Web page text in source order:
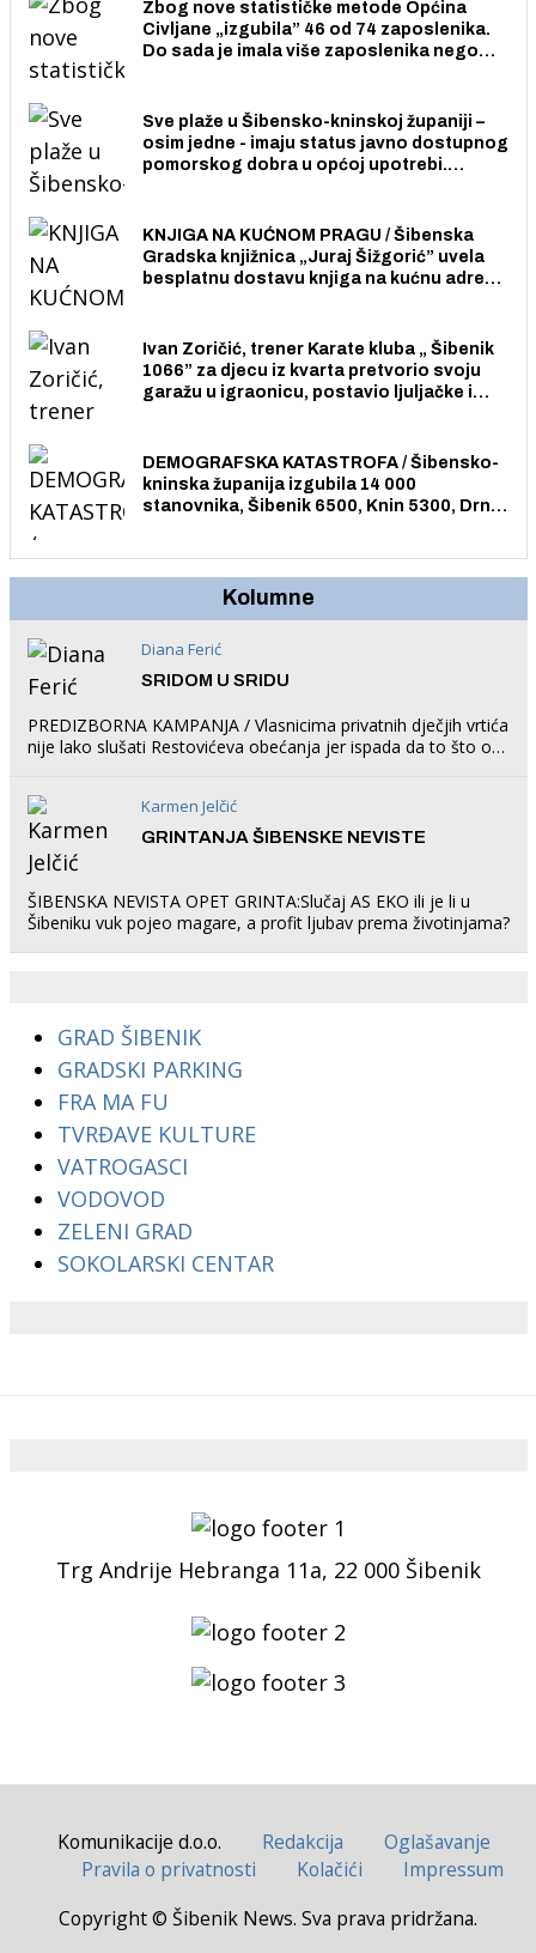
Zbog nove statističke metode Općina
Civljane „izgubila” 46 od 74 zaposlenika.
Do sada je imala više zaposlenika nego
Sve plaže u Šibensko-kninskoj županiji –
osim jedne - imaju status javno dostupnog
pomorskog dobra u općoj upotrebi.
KNJIGA NA KUĆNOM PRAGU / Šibenska
Gradska knjižnica „Juraj Šižgorić” uvela
besplatnu dostavu knjiga na kućnu adresu
Ivan Zoričić, trener Karate kluba „ Šibenik
1066” za djecu iz kvarta pretvorio svoju
garažu u igraonicu, postavio ljuljačke i
DEMOGRAFSKA KATASTROFA / Šibensko-
kninska županija izgubila 14 000
stanovnika, Šibenik 6500, Knin 5300, Drniš
Kolumne
Diana Ferić
SRIDOM U SRIDU
PREDIZBORNA KAMPANJA / Vlasnicima privatnih dječjih vrtića
nije lako slušati Restovićeva obećanja jer ispada da to što oni
Karmen Jelčić
GRINTANJA ŠIBENSKE NEVISTE
ŠIBENSKA NEVISTA OPET GRINTA:Slučaj AS EKO ili je li u
Šibeniku vuk pojeo magare, a profit ljubav prema životinjama?
GRAD ŠIBENIK
GRADSKI PARKING
FRA MA FU
TVRĐAVE KULTURE
VATROGASCI
VODOVOD
ZELENI GRAD
SOKOLARSKI CENTAR
Trg Andrije Hebranga 11a, 22 000 Šibenik
Komunikacije d.o.o. Redakcija
Oglašavanje
Pravila o privatnosti
Kolačići
Impressum
Copyright © Šibenik News. Sva prava pridržana.